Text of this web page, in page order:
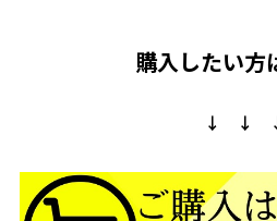
購入したい方
↓ ↓